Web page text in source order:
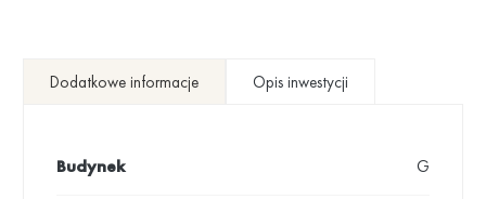
Dodatkowe informacje Opis inwestycji
Budynek G